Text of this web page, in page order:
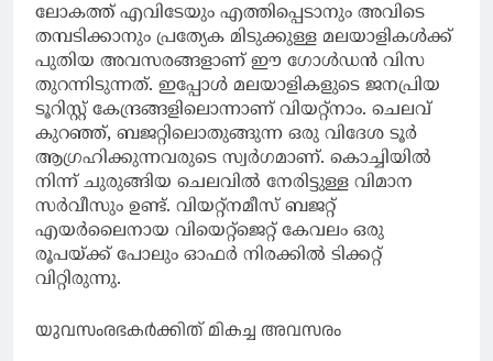
ലോകത്ത് എവിടേയും എത്തിപ്പെടാനും അവിടെ
തമ്പടിക്കാനും പ്രത്യേക മിടുക്കുള്ള മലയാളികള്‍ക്ക്
പുതിയ അവസരങ്ങളാണ് ഈ ഗോള്‍ഡന്‍ വിസ
തുറന്നിടുന്നത്. ഇപ്പോള്‍ മലയാളികളുടെ ജനപ്രിയ
ടൂറിസ്റ്റ് കേന്ദ്രങ്ങളിലൊന്നാണ് വിയറ്റ്‌നാം. ചെലവ്
കുറഞ്ഞ്, ബജറ്റിലൊതുങ്ങുന്ന ഒരു വിദേശ ടൂര്‍
ആഗ്രഹിക്കുന്നവരുടെ സ്വര്‍ഗമാണ്. കൊച്ചിയില്‍
നിന്ന് ചുരുങ്ങിയ ചെലവില്‍ നേരിട്ടുള്ള വിമാന
സര്‍വീസും ഉണ്ട്. വിയറ്റ്‌നമീസ് ബജറ്റ്
എയര്‍ലൈനായ വിയെറ്റ്‌ജെറ്റ് കേവലം ഒരു
രൂപയ്ക്ക് പോലും ഓഫര്‍ നിരക്കില്‍ ടിക്കറ്റ്
വിറ്റിരുന്നു.
യുവസംരഭകര്‍ക്കിത് മികച്ച അവസരം